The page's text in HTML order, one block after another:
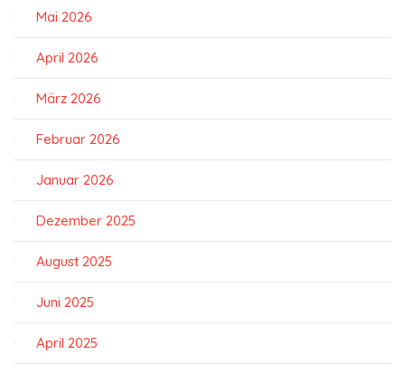
Mai 2026
April 2026
März 2026
Februar 2026
Januar 2026
Dezember 2025
August 2025
Juni 2025
April 2025